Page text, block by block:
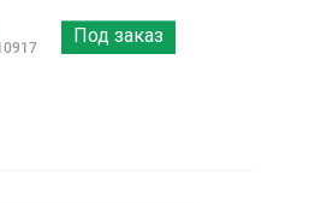
Под заказ